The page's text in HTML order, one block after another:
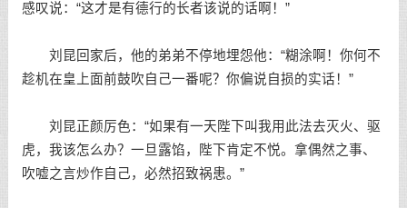
感叹说：“这才是有德行的长者该说的话啊！”
刘昆回家后，他的弟弟不停地埋怨他：“糊涂啊！你何不
趁机在皇上面前鼓吹自己一番呢？你偏说自损的实话！”
刘昆正颜厉色：“如果有一天陛下叫我用此法去灭火、驱
虎，我该怎么办？一旦露馅，陛下肯定不悦。拿偶然之事、
吹嘘之言炒作自己，必然招致祸患。”